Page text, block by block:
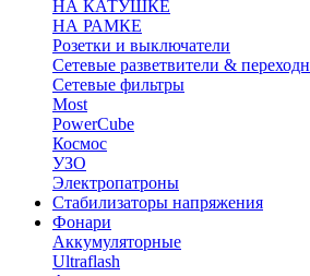
НА КАТУШКЕ
НА РАМКЕ
Розетки и выключатели
Сетевые разветвители &
Сетевые фильтры
Most
PowerCube
Космос
УЗО
Электропатроны
Стабилизаторы напряжения
Фонари
Аккумуляторные
Ultraflash